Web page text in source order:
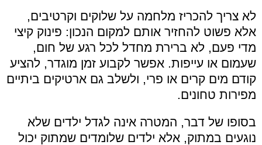
לא צריך להכריז מלחמה על שלוקים וקרטיבים,
אלא פשוט להחזיר אותם למקום הנכון: פינוק קיצי
מדי פעם, לא ברירת מחדל לכל רגע של חום,
שעמום או עייפות. אפשר לקבוע זמן מוגדר, להציע
קודם מים קרים או פרי, ולשלב גם ארטיקים ביתיים
מפירות טחונים.
בסופו של דבר, המטרה אינה לגדל ילדים שלא
נוגעים במתוק, אלא ילדים שלומדים שמתוק יכול